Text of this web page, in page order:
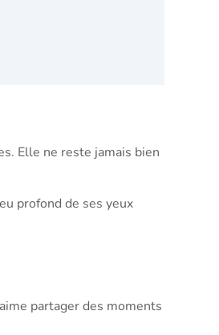
Elle ne reste jamais bien
profond de ses yeux
partager des moments